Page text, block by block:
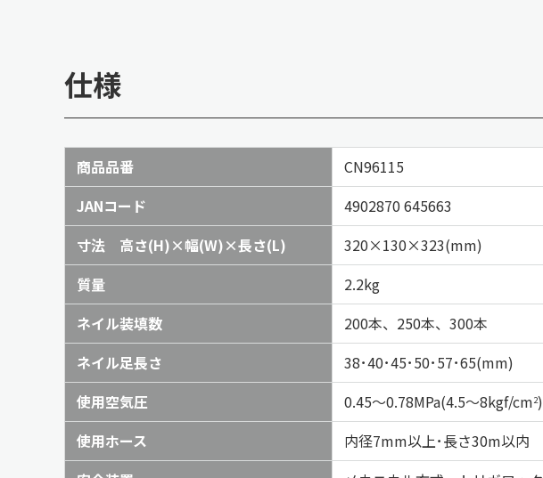
仕様
商品品番
CN96115
JANコード
4902870 645663
寸法 高さ(H)×幅(W)×長さ(L)
320×130×323(mm)
質量
2.2kg
ネイル装填数
200本、250本、300本
ネイル足長さ
38･40･45･50･57･65(mm)
使用空気圧
0.45～0.78MPa(4.5～8kgf/cm2)
使用ホース
内径7mm以上･長さ30m以内